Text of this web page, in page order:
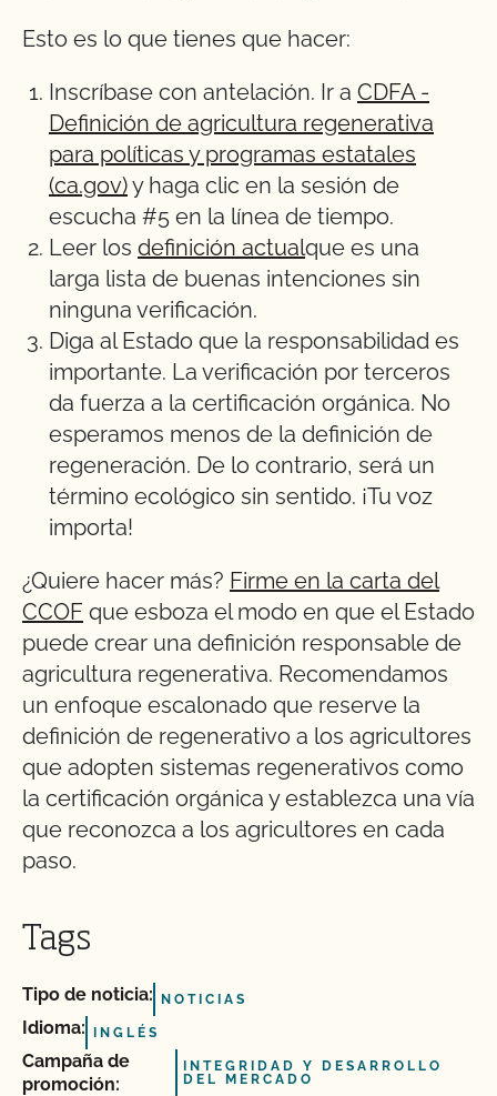
Esto es lo que tienes que hacer:
Inscríbase con antelación. Ir a CDFA -
Definición de agricultura regenerativa
para políticas y programas estatales
(ca.gov)y haga clic en la sesión de
escucha #5 en la línea de tiempo.
Leer los definición actualque es una
larga lista de buenas intenciones sin
ninguna verificación.
Diga al Estado que la responsabilidad es
importante. La verificación por terceros
da fuerza a la certificación orgánica. No
esperamos menos de la definición de
regeneración. De lo contrario, será un
término ecológico sin sentido. ¡Tu voz
importa!
¿Quiere hacer más? Firme en la carta del
CCOF que esboza el modo en que el Estado
puede crear una definición responsable de
agricultura regenerativa. Recomendamos
un enfoque escalonado que reserve la
definición de regenerativo a los agricultores
que adopten sistemas regenerativos como
la certificación orgánica y establezca una vía
que reconozca a los agricultores en cada
paso.
Tags
Tipo de noticia: NOTICIAS
Idioma: INGLÉS
Campaña de
promoción:
INTEGRIDAD Y DESARROLLO
DEL MERCADO